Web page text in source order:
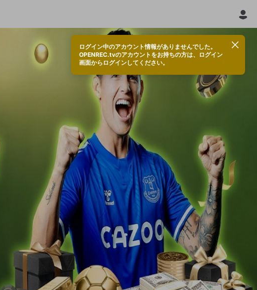
ログイン中のアカウント情報がありませんでした。
OPENREC.tvのアカウントをお持ちの方は、ログイン
画面からログインしてください。